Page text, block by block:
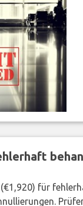
für